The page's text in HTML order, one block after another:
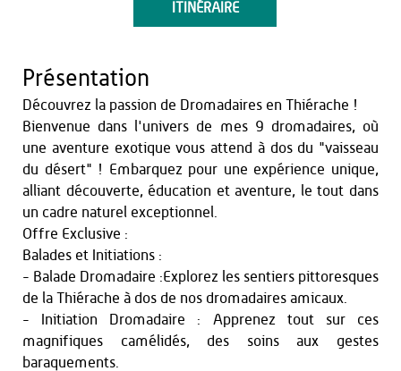
ITINÉRAIRE
Présentation
Découvrez la passion de Dromadaires en Thiérache !
Bienvenue dans l'univers de mes 9 dromadaires, où
une aventure exotique vous attend à dos du "vaisseau
du désert" ! Embarquez pour une expérience unique,
alliant découverte, éducation et aventure, le tout dans
un cadre naturel exceptionnel.
Offre Exclusive :
Balades et Initiations :
- Balade Dromadaire :Explorez les sentiers pittoresques
de la Thiérache à dos de nos dromadaires amicaux.
- Initiation Dromadaire : Apprenez tout sur ces
magnifiques camélidés, des soins aux gestes
baraquements.